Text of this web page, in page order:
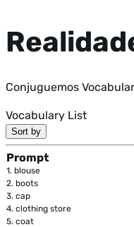
Conjuguemos
Vocabulary List
Sort by
Prompt
1. blouse
2. boots
3. cap
4. clothing store
5. coat